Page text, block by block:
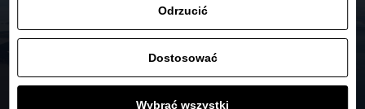
ARTYKUŁY
Bilety Emirates:
elastyczność i bezpłatne
Odrzucić
Dostosować
Wybrać wszystki